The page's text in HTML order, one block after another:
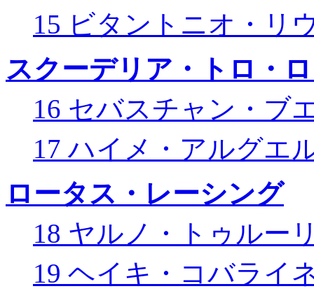
15 ビタントニオ・リ
スクーデリア・トロ・
16 セバスチャン・ブ
17 ハイメ・アルグエ
ロータス・レーシング
18 ヤルノ・トゥルー
19 ヘイキ・コバライ